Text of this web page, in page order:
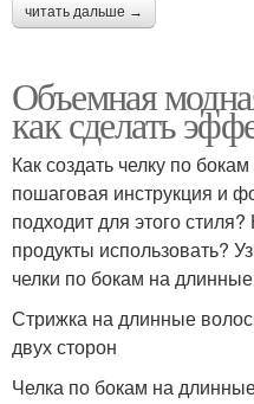
читать дальше →
Объемная
как сделать
Как создать челку по
пошаговая инструкция и
подходит для этого
продукты использовать?
челки по бокам на
Стрижка на длинные
двух сторон
Челка по бокам на